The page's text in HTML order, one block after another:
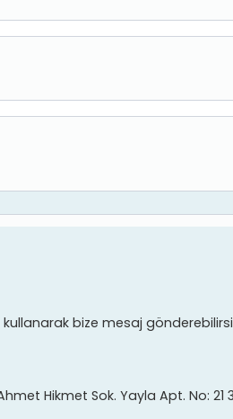
bize mesaj
Hikmet Sok. Yayla Apt. No: 21